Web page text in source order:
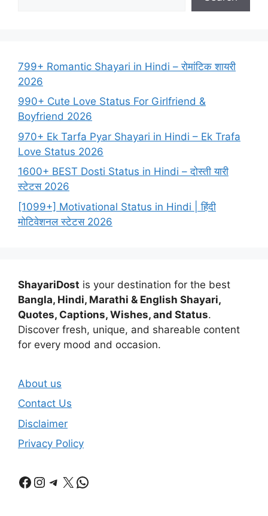
799+ Romantic Shayari in Hindi – रोमांटिक शायरी
2026
990+ Cute Love Status For Girlfriend &
Boyfriend 2026
970+ Ek Tarfa Pyar Shayari in Hindi – Ek Trafa
Love Status 2026
1600+ BEST Dosti Status in Hindi – दोस्ती यारी
स्टेटस 2026
[1099+] Motivational Status in Hindi | हिंदी
मोटिवेशनल स्टेटस 2026
ShayariDost is your destination for the best
Bangla, Hindi, Marathi & English Shayari,
Quotes, Captions, Wishes, and Status.
Discover fresh, unique, and shareable content
for every mood and occasion.
About us
Contact Us
Disclaimer
Privacy Policy
Facebook
Instagram
Telegram
X WhatsApp